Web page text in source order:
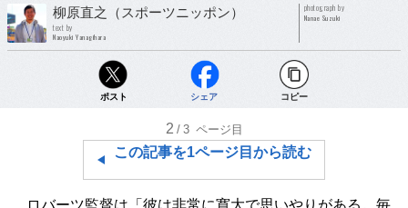
柳原直之（スポーツニッポン）
text by
Naoyuki Yanagihara
photograph by
Nanae Suzuki
ポスト シェア コピー
2 /3 ページ目
この記事を1ページ目から読む
ロバーツ監督は「彼は非常に寛大で思いやりがある。毎